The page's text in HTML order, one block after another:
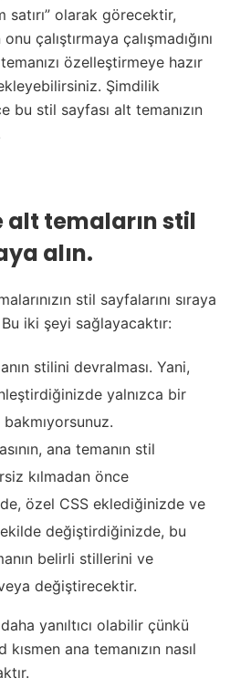
satırı” olarak görecektir,
çalıştırmaya çalışmadığını
özelleştirmeye hazır
Şimdilik
bu stil sayfası alt temanızın
alt temaların stil
alın.
stil sayfalarını sıraya
iki şeyi sağlayacaktır:
stilini devralması. Yani,
yalnızca bir
ana temanın stil
kılmadan önce
özel CSS eklediğinizde ve
değiştirdiğinizde, bu
belirli stillerini ve
değiştirecektir.
yanıltıcı olabilir çünkü
ana temanızın nasıl